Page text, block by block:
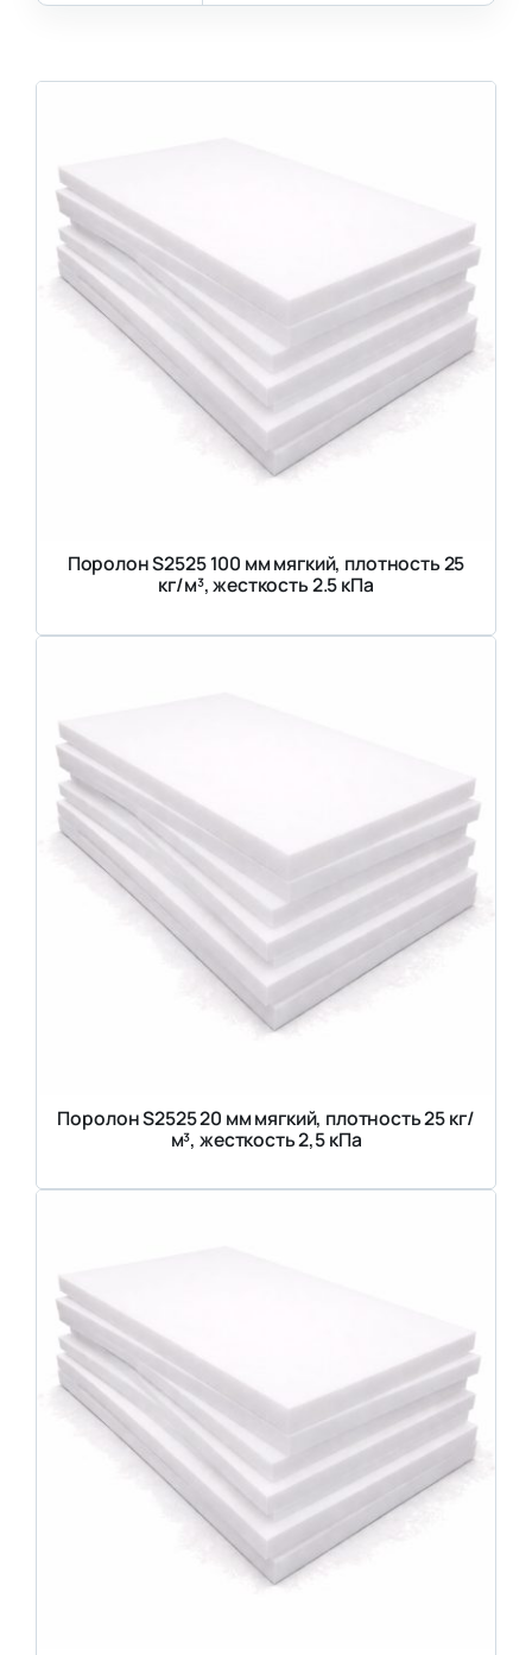
Поролон S2525 100 мм мягкий, плотность 25
кг/м³, жесткость 2.5 кПа
Поролон S2525 20 мм мягкий, плотность 25 кг/
м³, жесткость 2,5 кПа